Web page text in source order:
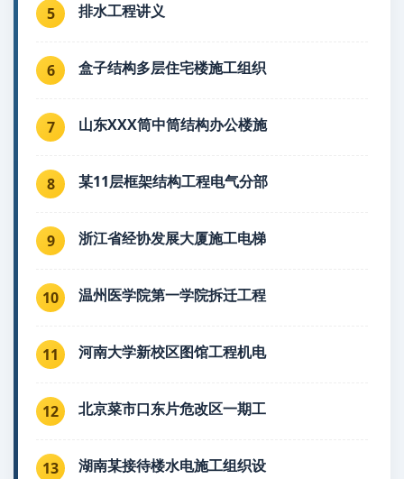
5 排水工程讲义
6 盒子结构多层住宅楼施工组织
7 山东XXX筒中筒结构办公楼施
8 某11层框架结构工程电气分部
9 浙江省经协发展大厦施工电梯
10 温州医学院第一学院拆迁工程
11 河南大学新校区图馆工程机电
12 北京菜市口东片危改区一期工
13 湖南某接待楼水电施工组织设